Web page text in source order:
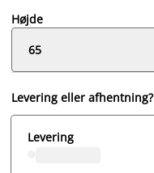
Højde
65
Levering eller afhentning?
Levering